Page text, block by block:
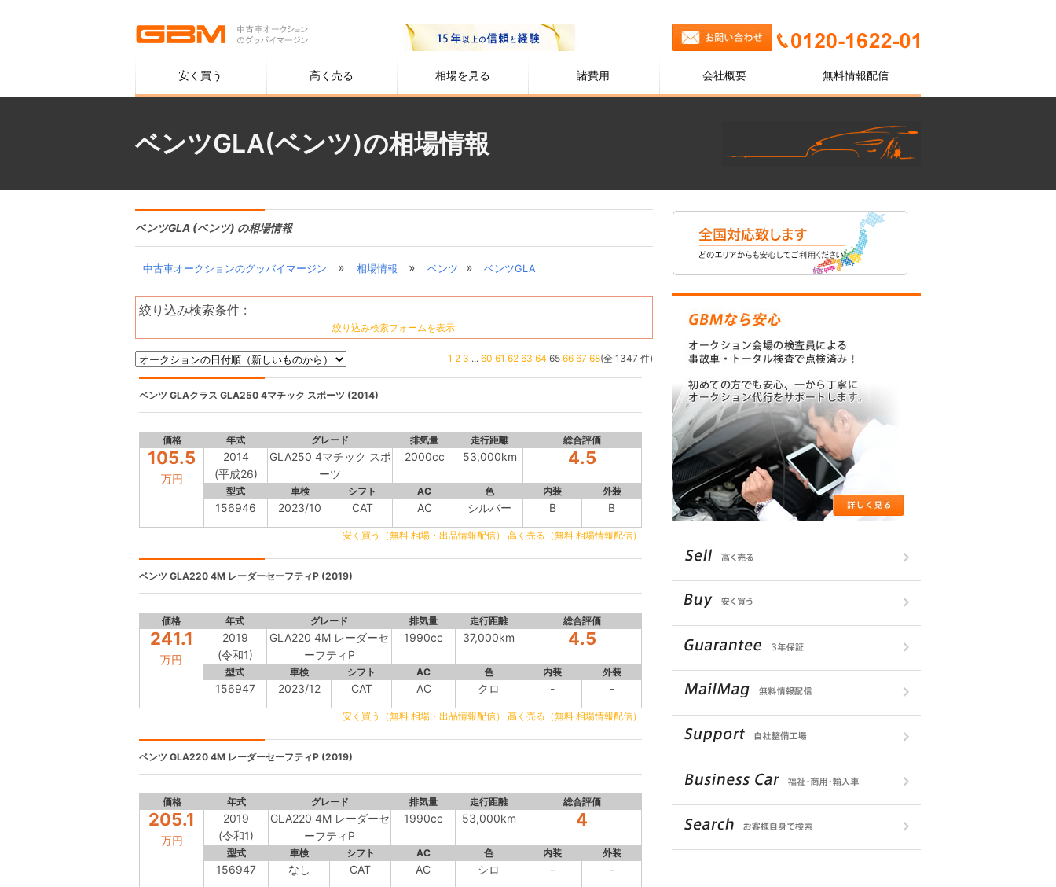
安く買う 高く売る 相場を見る 諸費用 会社概要 無料情報配信
ベンツGLA(ベンツ)の相場情報
ベンツGLA (ベンツ) の相場情報
中古車オークションのグッバイマージン » 相場情報 » ベンツ » ベンツGLA
絞り込み検索条件 :
絞り込み検索フォームを表示
1 2 3 ... 60 61 62 63 64 65 66 67 68(全 1347 件)
ベンツ GLAクラス GLA250 4マチック スポーツ (2014)
価格 年式 グレード 排気量 走行距離 総合評価
105.5
万円
2014
(平成26)
GLA250 4マチック スポ
ーツ
2000cc 53,000km 4.5
型式 車検 シフト AC 色 内装 外装
156946 2023/10 CAT AC シルバー B B
安く買う（無料 相場・出品情報配信） 高く売る（無料 相場情報配信）
ベンツ GLA220 4M レーダーセーフティP (2019)
価格 年式 グレード 排気量 走行距離 総合評価
241.1
万円
2019
(令和1)
GLA220 4M レーダーセ
ーフティP
1990cc 37,000km 4.5
型式 車検 シフト AC 色 内装 外装
156947 2023/12 CAT AC クロ - -
安く買う（無料 相場・出品情報配信） 高く売る（無料 相場情報配信）
ベンツ GLA220 4M レーダーセーフティP (2019)
価格 年式 グレード 排気量 走行距離 総合評価
205.1
万円
2019
(令和1)
GLA220 4M レーダーセ
ーフティP
1990cc 53,000km 4
型式 車検 シフト AC 色 内装 外装
156947 なし CAT AC シロ - -